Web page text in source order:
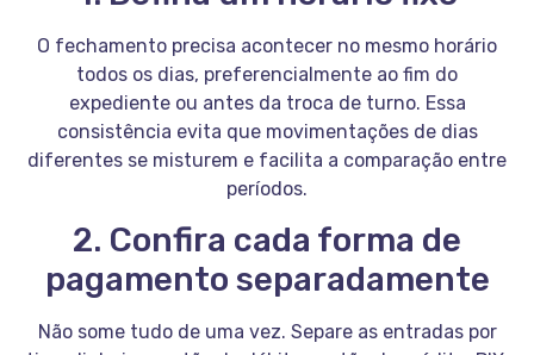
O fechamento precisa acontecer no mesmo horário
todos os dias, preferencialmente ao fim do
expediente ou antes da troca de turno. Essa
consistência evita que movimentações de dias
diferentes se misturem e facilita a comparação entre
períodos.
2. Confira cada forma de
pagamento separadamente
Não some tudo de uma vez. Separe as entradas por